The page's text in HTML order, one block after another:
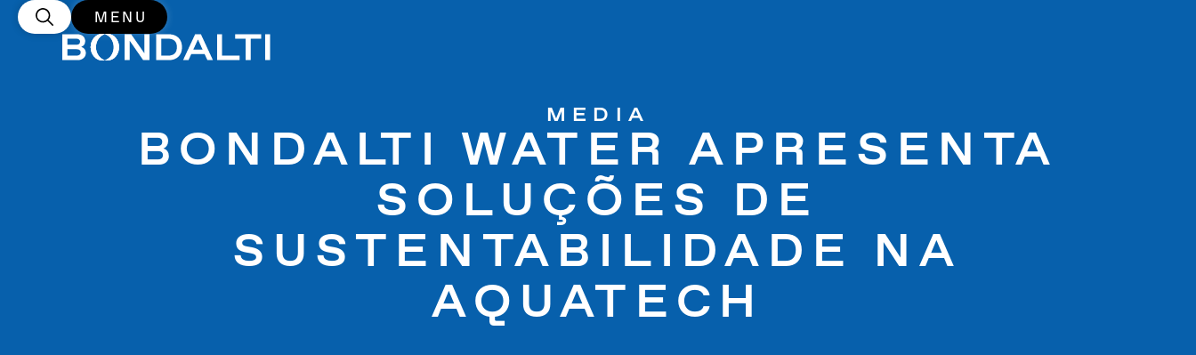
MENU
MEDIA
BONDALTI WATER APRESENTA
SOLUÇÕES DE
SUSTENTABILIDADE NA
AQUATECH